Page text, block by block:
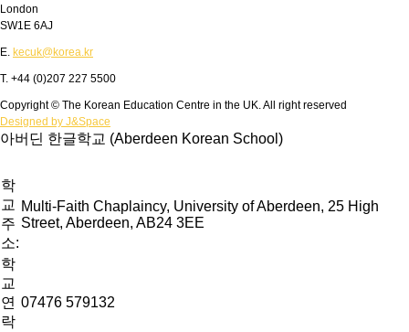
London
SW1E 6AJ
E. kecuk@korea.kr
T. +44 (0)207 227 5500
Copyright © The Korean Education Centre in the UK. All right reserved
Designed by J&Space
아버딘 한글학교 (Aberdeen Korean School)
학
교
주
소:
Multi-Faith Chaplaincy, University of Aberdeen, 25 High
Street, Aberdeen, AB24 3EE
학
교
연
락
07476 579132